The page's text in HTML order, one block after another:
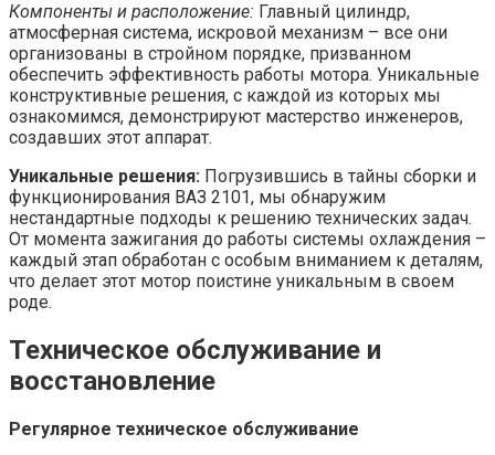
Компоненты и расположение: Главный цилиндр,
атмосферная система, искровой механизм – все они
организованы в стройном порядке, призванном
обеспечить эффективность работы мотора. Уникальные
конструктивные решения, с каждой из которых мы
ознакомимся, демонстрируют мастерство инженеров,
создавших этот аппарат.
Уникальные решения: Погрузившись в тайны сборки и
функционирования ВАЗ 2101, мы обнаружим
нестандартные подходы к решению технических задач.
От момента зажигания до работы системы охлаждения –
каждый этап обработан с особым вниманием к деталям,
что делает этот мотор поистине уникальным в своем
роде.
Техническое обслуживание и
восстановление
Регулярное техническое обслуживание